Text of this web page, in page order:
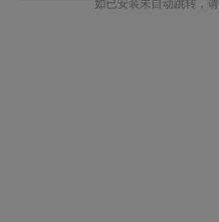
如已安装未自动跳转，请